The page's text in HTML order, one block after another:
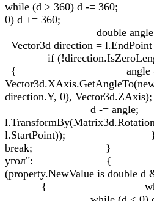
while (d > 360) d -=
0) d += 360; d = d
double
Vector3d direction =
if
{ angle
direction.Y, 0),
d -=
break; } case
угол":
(property.NewValue is
{ while (d >